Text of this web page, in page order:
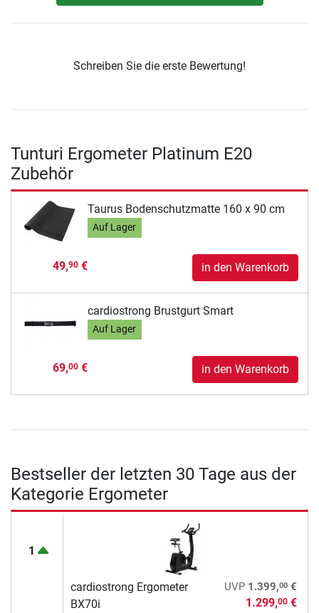
Schreiben Sie die erste Bewertung!
Tunturi Ergometer Platinum E20
Zubehör
Taurus Bodenschutzmatte 160 x 90 cm
Auf Lager
49,90€ in den Warenkorb
cardiostrong Brustgurt Smart
Auf Lager
69,00€ in den Warenkorb
Bestseller der letzten 30 Tage aus der
Kategorie Ergometer
1
cardiostrong Ergometer
BX70i
UVP 1.399,00€
1.299,00€